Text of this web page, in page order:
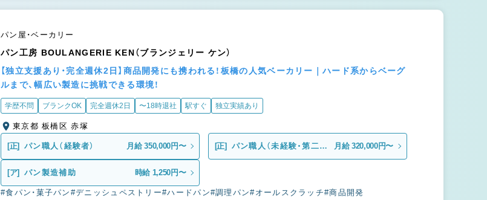
パン屋・ベーカリー
パン工房 BOULANGERIE KEN（ブランジェリー ケン）
【独立支援あり・完全週休2日】商品開発にも携われる！板橋の人気ベーカリー｜ハード系からベーグ
ルまで、幅広い製造に挑戦できる環境！
学歴不問 ブランクOK 完全週休2日 〜18時退社 駅すぐ 独立実績あり
東京都 板橋区 赤塚
[正] パン職人（経験者） 月給 350,000円〜 [正]
パン職人（未経験・第二新
卒）
月給 320,000円〜
[ア] パン製造補助 時給 1,250円〜
#食パン・菓子パン #デニッシュペストリー#ハードパン#調理パン#オールスクラッチ#商品開発